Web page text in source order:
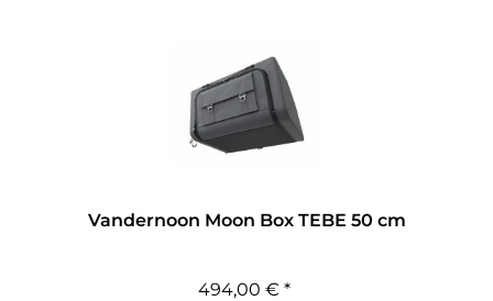
Vandernoon Moon Box TEBE 50 cm
494,00 € *